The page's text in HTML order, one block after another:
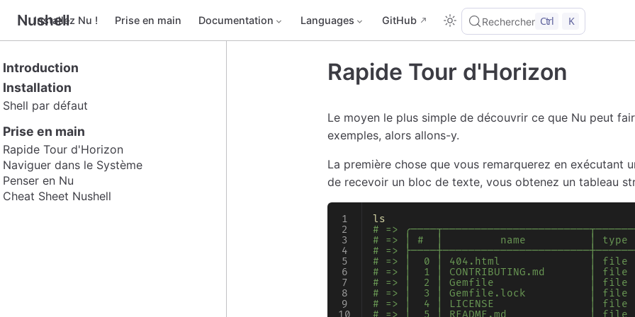
Nushell
Installez Nu ! Prise en main Documentation Languages GitHub Rechercher Ctrl K
Introduction
Installation
Shell par défaut
Prise en main
Rapide Tour d'Horizon
Naviguer dans le Système
Penser en Nu
Cheat Sheet Nushell
Rapide Tour d'Horizon
Le moyen le plus simple de découvrir ce que Nu peut
exemples, alors allons-y.
La première chose que vous remarquerez en exécutant
de recevoir un bloc de texte, vous obtenez un tableau
ls
# =>
# => │ #  │         name          │ type
# =>
# => │  0 │ 404.html              │ file │
# => │  1 │ CONTRIBUTING.md       │
# => │  2 │ Gemfile               │ file │
# => │  3 │ Gemfile.lock          │ file
# => │  4 │ LICENSE               │ file
# => │  5 │ README.md             │ file